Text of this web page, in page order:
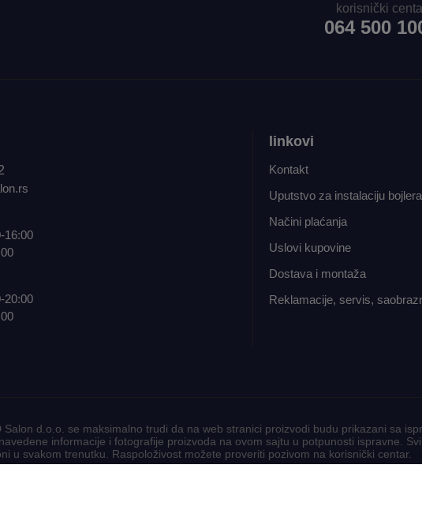
korisnički
064 500
16:00
20:00
linkovi
Kontakt
Uputstvo za instalaciju bojlera
Načini plaćanja
Uslovi kupovine
Dostava i montaža
Reklamacije, servis,
d.o.o. se maksimalno trudi da na web stranici proizvodi budu prikazani sa
informacije i fotografije proizvoda na ovom sajtu u potpunosti ispravne.
u svakom trenutku. Raspoloživost možete proveriti pozivom na korisnički centar.